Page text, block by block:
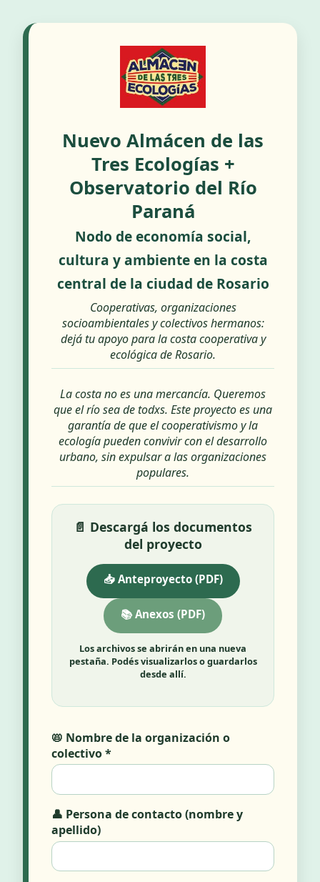
Nuevo Almácen de las
Tres Ecologías +
Observatorio del Río
Paraná
Nodo de economía social,
cultura y ambiente en la costa
central de la ciudad de Rosario
Cooperativas, organizaciones
socioambientales y colectivos hermanos:
dejá tu apoyo para la costa cooperativa y
ecológica de Rosario.
La costa no es una mercancía. Queremos
que el río sea de todxs. Este proyecto es una
garantía de que el cooperativismo y la
ecología pueden convivir con el desarrollo
urbano, sin expulsar a las organizaciones
populares.
📄 Descargá los documentos
del proyecto
📥 Anteproyecto (PDF)
📚 Anexos (PDF)
Los archivos se abrirán en una nueva
pestaña. Podés visualizarlos o guardarlos
desde allí.
📛 Nombre de la organización o
colectivo *
👤 Persona de contacto (nombre y
apellido)